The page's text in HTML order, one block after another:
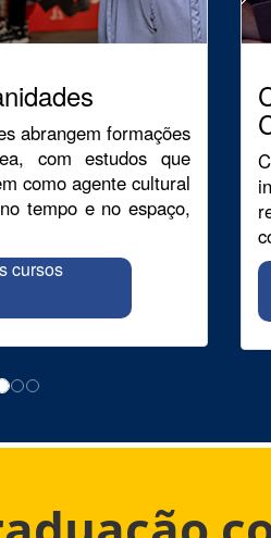
abrangem formações
com estudos que
como agente cultural
tempo e no espaço,
cursos